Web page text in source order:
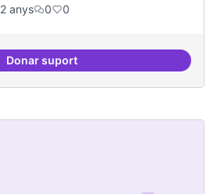
2 anys 0 0
Donar suportBar obert i dinamitzat